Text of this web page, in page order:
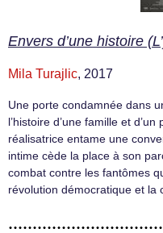
Envers d’une histoire
Mila Turajlic, 2017
Une porte condamnée dans
l’histoire d’une famille et
réalisatrice entame une
intime cède la place à son
combat contre les fantômes
révolution démocratique et la